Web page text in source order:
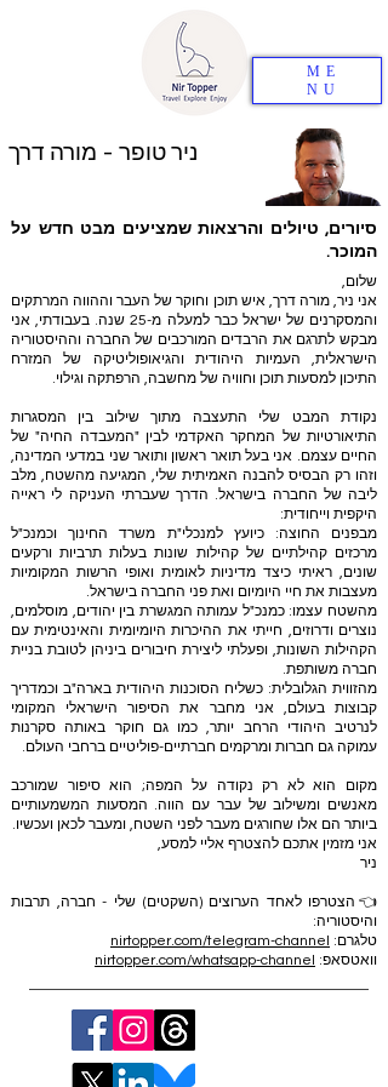
ME
NU
ניר טופר - מורה דרך
סיורים, טיולים והרצאות שמציעים מבט חדש על
המוכר.
שלום,
אני ניר, מורה דרך, איש תוכן וחוקר של העבר וההווה המרתקים
והמסקרנים של ישראל כבר למעלה מ-25 שנה. בעבודתי, אני
מבקש לתרגם את הרבדים המורכבים של החברה וההיסטוריה
הישראלית, העמיות היהודית והגיאופוליטיקה של המזרח
התיכון למסעות תוכן וחוויה של מחשבה, הרפתקה וגילוי.
נקודת המבט שלי התעצבה מתוך שילוב בין המסגרות
התיאורטיות של המחקר האקדמי לבין "המעבדה החיה" של
החיים עצמם. אני בעל תואר ראשון ותואר שני במדעי המדינה,
וזהו רק הבסיס להבנה האמיתית שלי, המגיעה מהשטח, מלב
ליבה של החברה בישראל. הדרך שעברתי העניקה לי ראייה
היקפית וייחודית:
מבפנים החוצה: כיועץ למנכלי"ת משרד החינוך וכמנכ"ל
מרכזים קהילתיים של קהילות שונות בעלות תרביות ורקעים
שונים, ראיתי כיצד מדיניות לאומית ואופי הרשות המקומיות
מעצבות את חיי היומיום ואת פני החברה בישראל.
מהשטח עצמו: כמנכ"ל עמותה המגשרת בין יהודים, מוסלמים,
נוצרים ודרוזים, חייתי את ההיכרות היומיומית והאינטימית עם
הקהילות השונות, ופעלתי ליצירת חיבורים ביניהן לטובת בניית
חברה משותפת.
מהזווית הגלובלית: כשליח הסוכנות היהודית בארה"ב וכמדריך
קבוצות בעולם, אני מחבר את הסיפור הישראלי המקומי
לנרטיב היהודי הרחב יותר, כמו גם חוקר באותה סקרנות
עמוקה גם חברות ומרקמים חברתיים-פוליטיים ברחבי העולם.
מקום הוא לא רק נקודה על המפה; הוא סיפור שמורכב
מאנשים ומשילוב של עבר עם הווה. המסעות המשמעותיים
ביותר הם אלו שחורגים מעבר לפני השטח, ומעבר לכאן ועכשיו.
אני מזמין אתכם להצטרף אליי למסע,
ניר
👈הצטרפו לאחד הערוצים (השקטים) שלי - חברה, תרבות
והיסטוריה:
טלגרם: nirtopper.com/telegram-channel
וואטסאפ: nirtopper.com/whatsapp-channel